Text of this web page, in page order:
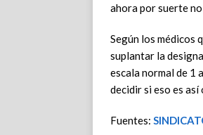
ahora por suerte
Según los médicos
suplantar la
escala normal de 1
decidir si eso es
Fuentes: